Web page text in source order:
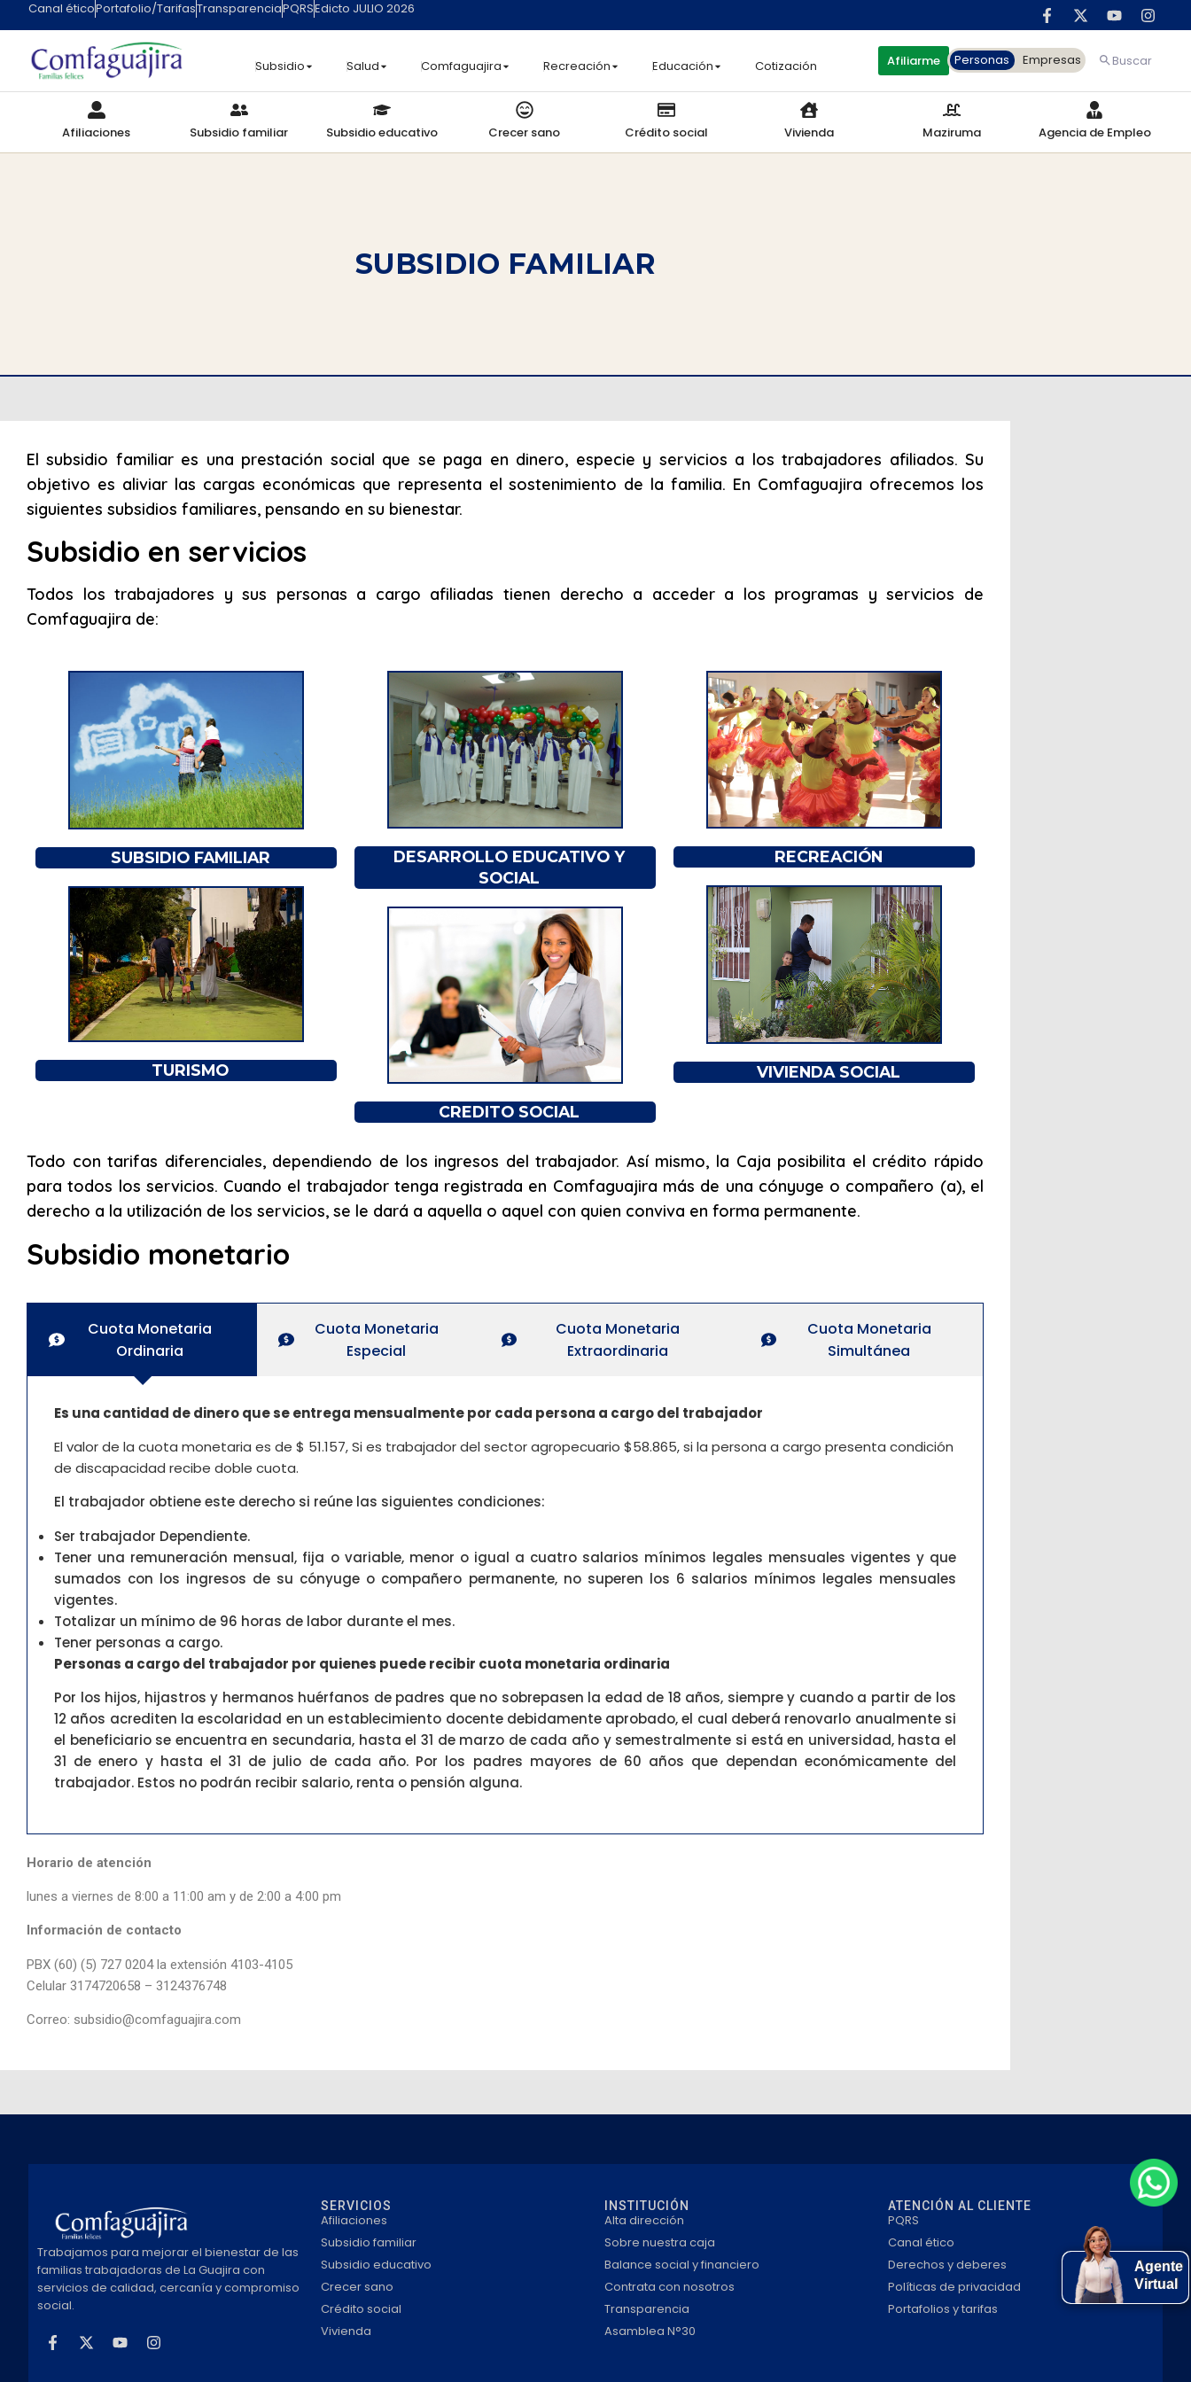
Canal éticoPortafolio/TarifasTransparenciaPQRSEdicto JULIO 2026
Subsidio Salud Comfaguajira Recreación Educación Cotización Afiliarme Personas Empresas Buscar
Afiliaciones Subsidio familiar Subsidio educativo Crecer sano Crédito social Vivienda Maziruma Agencia de Empleo
SUBSIDIO FAMILIAR
El subsidio familiar es una prestación social que se paga en dinero, especie y servicios a los trabajadores afiliados. Su
objetivo es aliviar las cargas económicas que representa el sostenimiento de la familia. En Comfaguajira ofrecemos los
siguientes subsidios familiares, pensando en su bienestar.
Subsidio en servicios
Todos los trabajadores y sus personas a cargo afiliadas tienen derecho a acceder a los programas y servicios de
Comfaguajira de:
SUBSIDIO FAMILIAR
TURISMO
DESARROLLO EDUCATIVO Y
SOCIAL
CREDITO SOCIAL
RECREACIÓN
VIVIENDA SOCIAL
Todo con tarifas diferenciales, dependiendo de los ingresos del trabajador. Así mismo, la Caja posibilita el crédito rápido
para todos los servicios. Cuando el trabajador tenga registrada en Comfaguajira más de una cónyuge o compañero (a), el
derecho a la utilización de los servicios, se le dará a aquella o aquel con quien conviva en forma permanente.
Subsidio monetario
Cuota Monetaria
Ordinaria
Cuota Monetaria
Especial
Cuota Monetaria
Extraordinaria
Cuota Monetaria
Simultánea
Es una cantidad de dinero que se entrega mensualmente por cada persona a cargo del trabajador
El valor de la cuota monetaria es de $ 51.157, Si es trabajador del sector agropecuario $58.865, si la persona a cargo presenta condición
de discapacidad recibe doble cuota.
El trabajador obtiene este derecho si reúne las siguientes condiciones:
Ser trabajador Dependiente.
Tener una remuneración mensual, fija o variable, menor o igual a cuatro salarios mínimos legales mensuales vigentes y que
sumados con los ingresos de su cónyuge o compañero permanente, no superen los 6 salarios mínimos legales mensuales
vigentes.
Totalizar un mínimo de 96 horas de labor durante el mes.
Tener personas a cargo.
Personas a cargo del trabajador por quienes puede recibir cuota monetaria ordinaria
Por los hijos, hijastros y hermanos huérfanos de padres que no sobrepasen la edad de 18 años, siempre y cuando a partir de los
12 años acrediten la escolaridad en un establecimiento docente debidamente aprobado, el cual deberá renovarlo anualmente si
el beneficiario se encuentra en secundaria, hasta el 31 de marzo de cada año y semestralmente si está en universidad, hasta el
31 de enero y hasta el 31 de julio de cada año. Por los padres mayores de 60 años que dependan económicamente del
trabajador. Estos no podrán recibir salario, renta o pensión alguna.
Horario de atención
lunes a viernes de 8:00 a 11:00 am y de 2:00 a 4:00 pm
Información de contacto
PBX (60) (5) 727 0204 la extensión 4103-4105
Celular 3174720658 – 3124376748
Correo: subsidio@comfaguajira.com
Trabajamos para mejorar el bienestar de las
familias trabajadoras de La Guajira con
servicios de calidad, cercanía y compromiso
social.
SERVICIOS
Afiliaciones
Subsidio familiar
Subsidio educativo
Crecer sano
Crédito social
Vivienda
INSTITUCIÓN
Alta dirección
Sobre nuestra caja
Balance social y financiero
Contrata con nosotros
Transparencia
Asamblea N°30
ATENCIÓN AL CLIENTE
PQRS
Canal ético
Derechos y deberes
Políticas de privacidad
Portafolios y tarifas
Agente
Virtual